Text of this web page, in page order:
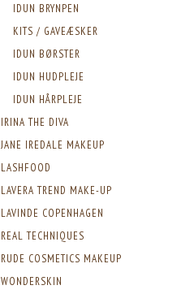
IDUN BRYNPEN
KITS / GAVEÆSKER
IDUN BØRSTER
IDUN HUDPLEJE
IDUN HÅRPLEJE
IRINA THE DIVA
JANE IREDALE MAKEUP
LASHFOOD
LAVERA TREND MAKE-UP
LAVINDE COPENHAGEN
REAL TECHNIQUES
RUDE COSMETICS MAKEUP
WONDERSKIN